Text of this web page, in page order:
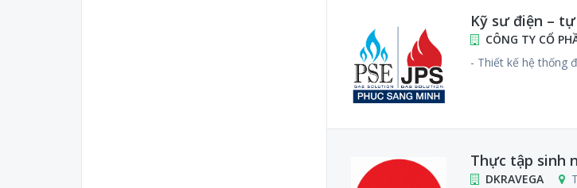
Kỹ sư điện –
CÔNG TY CỔ
- Thiết kế hệ thống
Thực tập sinh
DKRAVEGA